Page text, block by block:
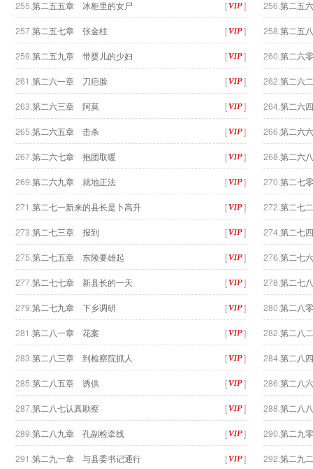
255. 第二五五章 冰柜里的女尸 [ ] 256. 第二五
257.第二五七章 张金柱 [ ] 258. 第二五
259. 第二五九章 带婴儿的少妇 [ ] 260. 第二六
261. 第二六一章 刀疤脸 [ ] 262. 第二六
263. 第二六三章 阿莫 [ ] 264. 第二六
265. 第二六五章 击杀 [ ] 266. 第二六
267.第二六七章 抱团取暖 [ ] 268. 第二六
269. 第二六九章 就地正法 [ ] 270. 第二七
271. 第二七一新来的县长是卜高升 [ ] 272. 第二七
273. 第二七三章 报到 [ ] 274. 第二七
275. 第二七五章 东陵要雄起 [ ] 276. 第二七
277.第二七七章 新县长的一天 [ ] 278. 第二七
279. 第二七九章 下乡调研 [ ] 280. 第二八
281. 第二八一章 花案 [ ] 282. 第二八
283. 第二八三章 到检察院抓人 [ ] 284. 第二八
285. 第二八五章 诱供 [ ] 286. 第二八
287.第二八七认真勘察 [ ] 288. 第二八
289. 第二八九章 孔副检牵线 [ ] 290. 第二九
291. 第二九一章 与县委书记通行 [ ] 292. 第二九